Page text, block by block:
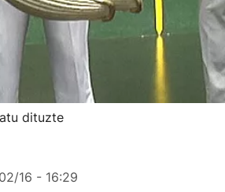
dituzte
16 - 16:29